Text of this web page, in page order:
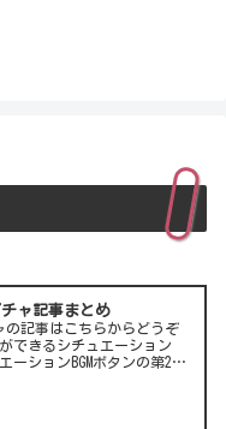
ャ記事まとめ
の記事はこちらからどうぞ
きるシチュエーション
ーションBGMボタンの第2